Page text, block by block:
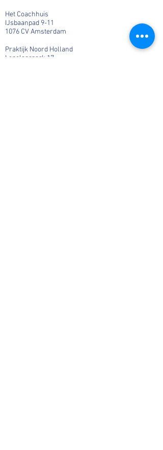
Het Coachhuis
IJsbaanpad 9-11
1076 CV Amsterdam
Praktijk Noord Holland
Lepelaarpark 17